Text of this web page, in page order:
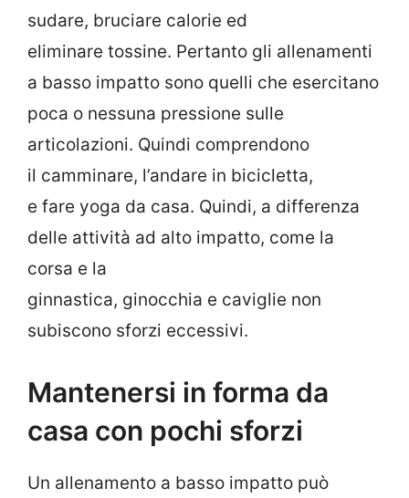
sudare, bruciare calorie ed
eliminare tossine. Pertanto gli allenamenti
a basso impatto sono quelli che esercitano
poca o nessuna pressione sulle
articolazioni. Quindi comprendono
il camminare, l’andare in bicicletta,
e fare yoga da casa. Quindi, a differenza
delle attività ad alto impatto, come la
corsa e la
ginnastica, ginocchia e caviglie non
subiscono sforzi eccessivi.
Mantenersi in forma da
casa con pochi sforzi
Un allenamento a basso impatto può